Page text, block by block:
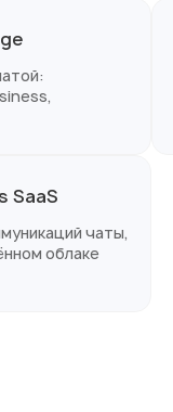
SaaS
чаты,
облаке